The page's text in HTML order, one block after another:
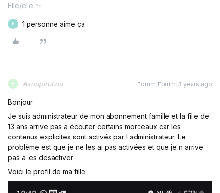
Elle/elle ✨
F 1 personne aime ça
A Axoupitchou Forum|Forum|3 years ago
Bonjour
Je suis administrateur de mon abonnement famille et la fille de
13 ans arrive pas a écouter certains morceaux car les
contenus explicites sont activés par l administrateur. Le
problème est que je ne les ai pas activées et que je n arrive
pas a les desactiver
Voici le profil de ma fille